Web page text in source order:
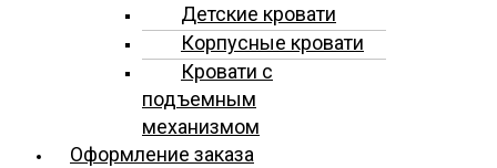
Детские кровати
Корпусные кровати
Кровати с
подъемным
механизмом
Оформление заказа